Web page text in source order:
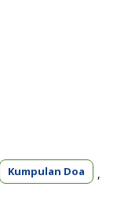
Kumpulan Doa ,